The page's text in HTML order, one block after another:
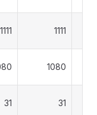
1111 1111
1080
31 31